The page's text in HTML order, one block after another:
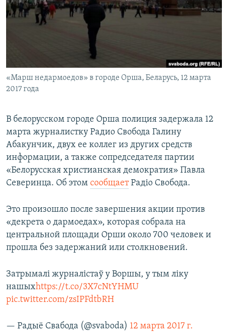
ПОБЕДИТЕЛЕЙ НЕ СУДЯТ?
КРЫМ.НЕПОКОРЕННЫЙ
ПРИСОЕДИНЯЙТЕСЬ!
Все сайты RFE/RL
«Марш недармоедов» в городе Орша, Беларусь, 12 марта
2017 года
В белорусском городе Орша полиция задержала 12
марта журналистку Радио Свобода Галину
Абакунчик, двух ее коллег из других средств
информации, а также сопредседателя партии
«Белорусская христианская демократия» Павла
Северинца. Об этом сообщаетРадіо Свобода.
Это произошло после завершения акции против
«декрета о дармоедах», которая собрала на
центральной площади Орши около 700 человек и
прошла без задержаний или столкновений.
Затрымалі журналістаў у Воршы, у тым ліку
нашыхhttps://t.co/3X7cNtYHMU
pic.twitter.com/zsIPFdtbRH
— Радыё Свабода (@svaboda) 12 марта 2017 г.